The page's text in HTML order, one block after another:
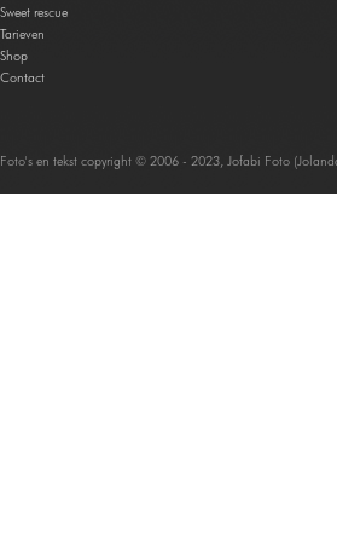
Sweet rescue
Tarieven
Shop
Contact
Foto's en tekst copyright © 2006 - 2023, Jofabi Foto